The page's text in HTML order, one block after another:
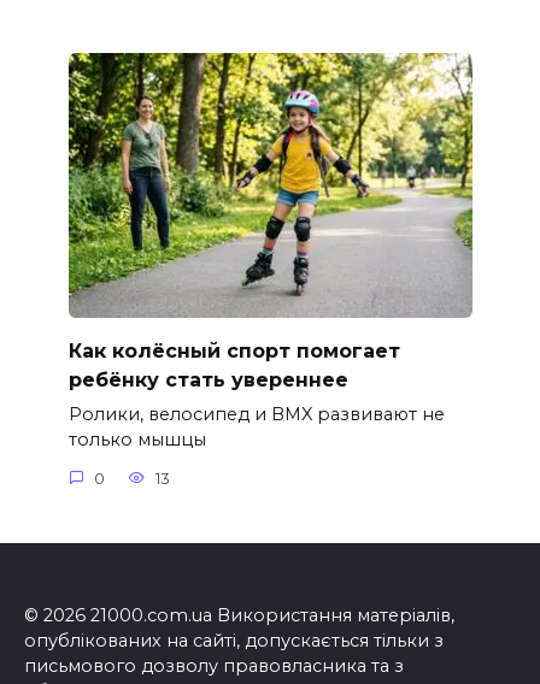
Как колёсный спорт помогает
ребёнку стать увереннее
Ролики, велосипед и BMX развивают не
только мышцы
0 13
© 2026 21000.com.ua Використання матеріалів,
опублікованих на сайті, допускається тільки з
письмового дозволу правовласника та з